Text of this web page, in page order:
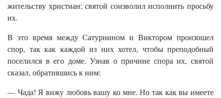
жительству христиан; святой соизволил исполнить просьбу
их.
В это время между Сатурнином и Виктором произошел
спор, так как каждой из них хотел, чтобы преподобный
поселился в его доме. Узнав о причине спора их, святой
сказал, обратившись к ним:
— Чада! Я вижу любовь вашу ко мне. Но так как вы имеете